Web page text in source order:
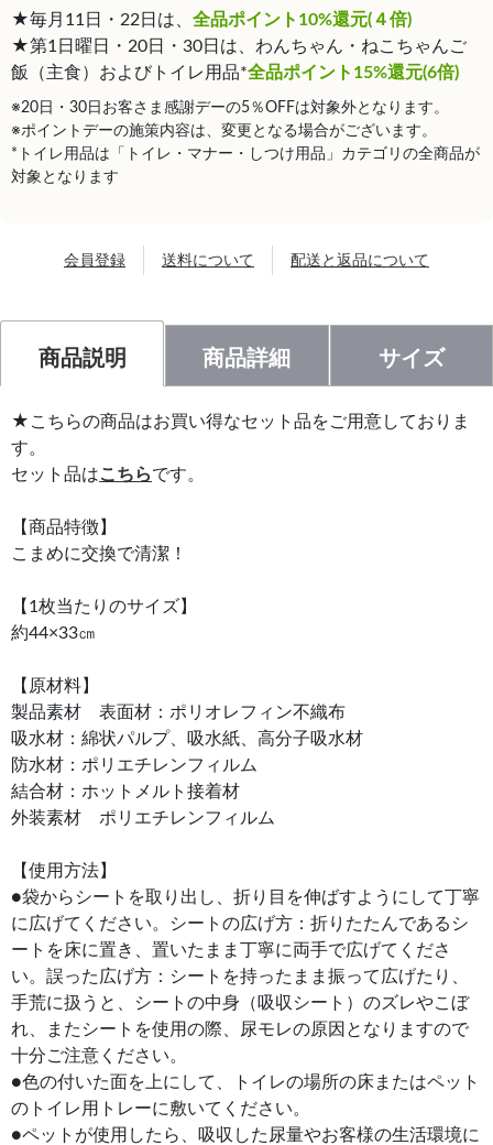
★毎月11日・22日は、 全品ポイント10%還元(４倍)
★第1日曜日・20日・30日は、わんちゃん・ねこちゃんご
飯（主食）およびトイレ用品*全品ポイント15%還元(6倍)
※20日・30日お客さま感謝デーの5％OFFは対象外となります。
※ポイントデーの施策内容は、変更となる場合がございます。
*トイレ用品は「トイレ・マナー・しつけ用品」カテゴリの全商品が
対象となります
会員登録 送料について 配送と返品について
商品説明 商品詳細 サイズ
★こちらの商品はお買い得なセット品をご用意しておりま
す。
セット品はこちらです。
【商品特徴】
こまめに交換で清潔！
【1枚当たりのサイズ】
約44×33㎝
【原材料】
製品素材 表面材：ポリオレフィン不織布
吸水材：綿状パルプ、吸水紙、高分子吸水材
防水材：ポリエチレンフィルム
結合材：ホットメルト接着材
外装素材 ポリエチレンフィルム
【使用方法】
●袋からシートを取り出し、折り目を伸ばすようにして丁寧
に広げてください。シートの広げ方：折りたたんであるシ
ートを床に置き、置いたまま丁寧に両手で広げてくださ
い。誤った広げ方：シートを持ったまま振って広げたり、
手荒に扱うと、シートの中身（吸収シート）のズレやこぼ
れ、またシートを使用の際、尿モレの原因となりますので
十分ご注意ください。
●色の付いた面を上にして、トイレの場所の床またはペット
のトイレ用トレーに敷いてください。
●ペットが使用したら、吸収した尿量やお客様の生活環境に